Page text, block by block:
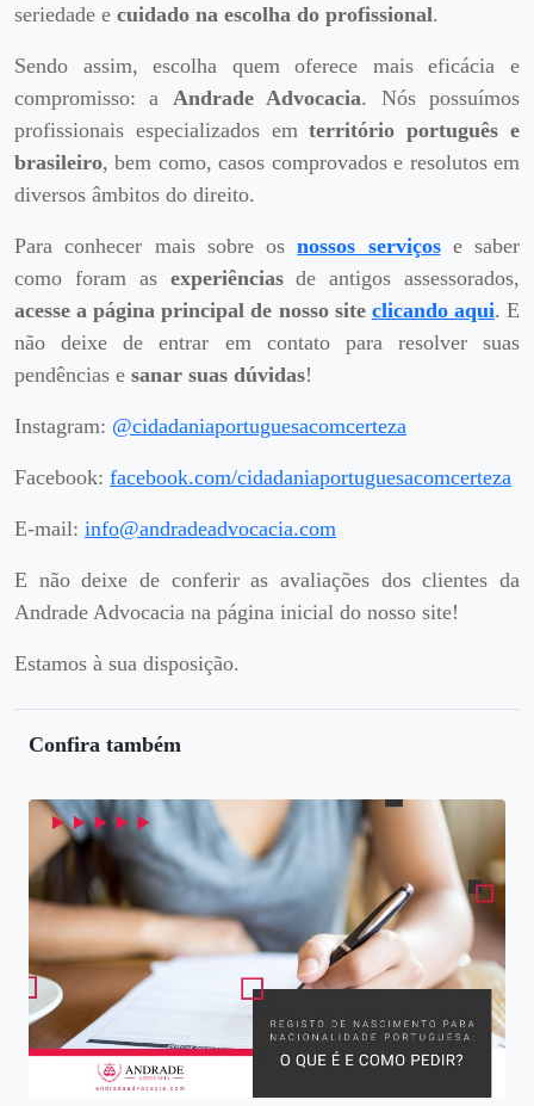
seriedade e cuidado na escolha do profissional.
Sendo assim, escolha quem oferece mais eficácia e
compromisso: a Andrade Advocacia. Nós possuímos
profissionais especializados emterritório português e
brasileiro, bem como, casos comprovados e resolutos em
diversos âmbitos do direito.
Para conhecer mais sobre osnossos serviçose saber
como foram as experiênciasde antigos assessorados,
acesse a página principal de nosso site clicando aqui. E
não deixe de entrar em contato para resolver suas
pendências e sanar suas dúvidas!
Instagram: @cidadaniaportuguesacomcerteza
Facebook: facebook.com/cidadaniaportuguesacomcerteza
E-mail: info@andradeadvocacia.com
E não deixe de conferir as avaliações dos clientes da
Andrade Advocacia na página inicial do nosso site!
Estamos à sua disposição.
Confira também